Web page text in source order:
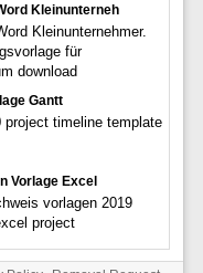
Kleinunterneh
Kleinunternehmer.
für
download
Gantt
timeline template
Vorlage Excel
vorlagen 2019
project